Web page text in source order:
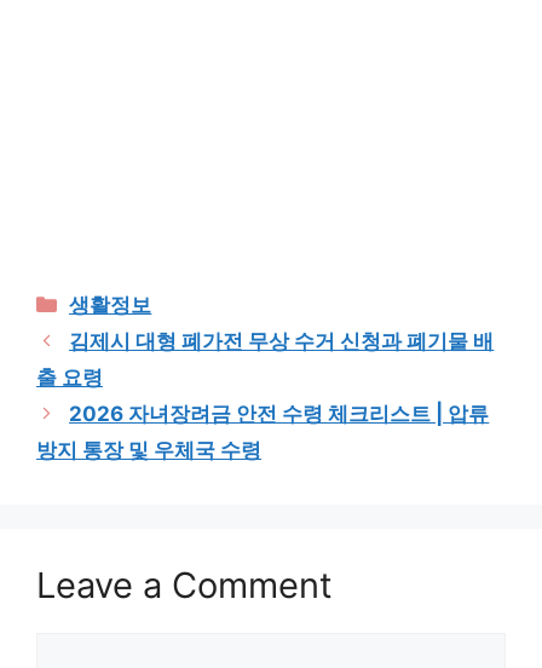
Categories
생활정보
김제시 대형 폐가전 무상 수거 신청과 폐기물 배
출 요령
2026 자녀장려금 안전 수령 체크리스트 | 압류
방지 통장 및 우체국 수령
Leave a Comment